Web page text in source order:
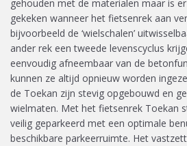
gehouden met de materialen maar is
gekeken wanneer het fietsenrek aan
bijvoorbeeld de ‘wielschalen’
ander rek een tweede levenscyclus
eenvoudig afneembaar van de
kunnen ze altijd opnieuw worden
de Toekan zijn stevig opgebouwd en
wielmaten. Met het fietsenrek Toekan
veilig geparkeerd met een optimale
beschikbare parkeerruimte. Het